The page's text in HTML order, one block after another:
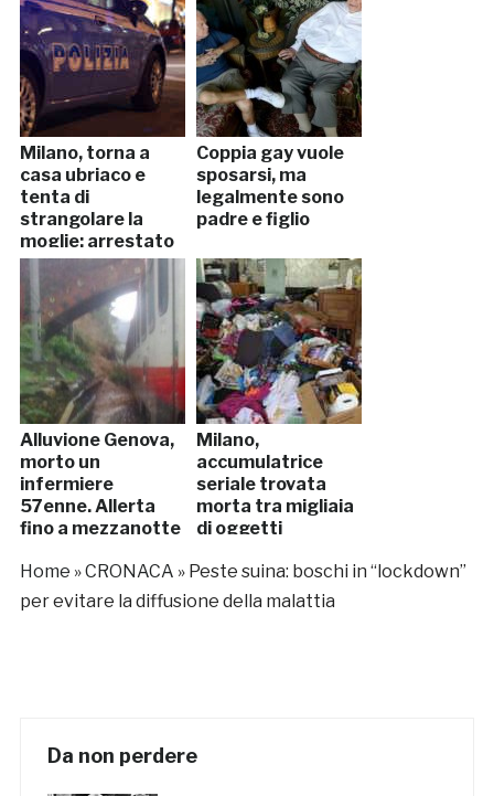
Milano, torna a
casa ubriaco e
tenta di
strangolare la
moglie: arrestato
Coppia gay vuole
sposarsi, ma
legalmente sono
padre e figlio
Alluvione Genova,
morto un
infermiere
57enne. Allerta
fino a mezzanotte
Milano,
accumulatrice
seriale trovata
morta tra migliaia
di oggetti
Home »CRONACA » Peste suina: boschi in “lockdown”
per evitare la diffusione della malattia
Da non perdere